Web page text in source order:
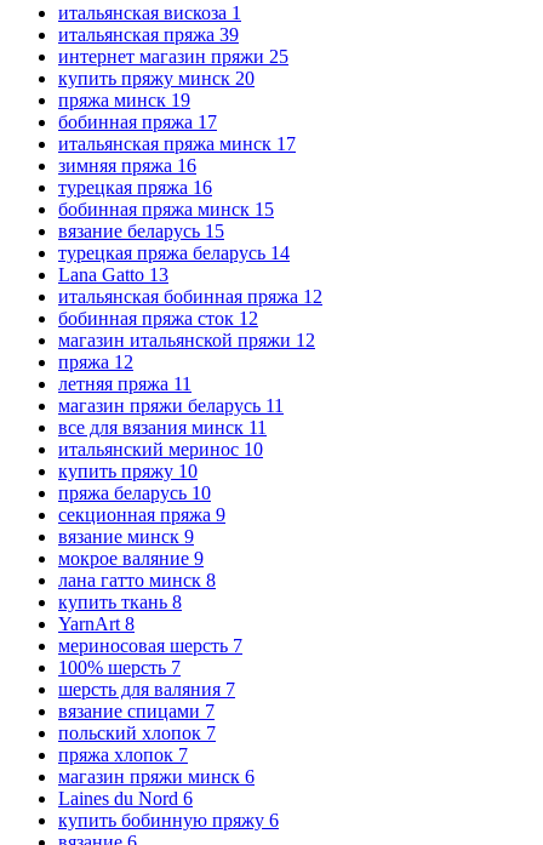
итальянская вискоза 1
итальянская пряжа 39
интернет магазин пряжи 25
купить пряжу минск 20
пряжа минск 19
бобинная пряжа 17
итальянская пряжа минск 17
зимняя пряжа 16
турецкая пряжа 16
бобинная пряжа минск 15
вязание беларусь 15
турецкая пряжа беларусь 14
Lana Gatto 13
итальянская бобинная пряжа 12
бобинная пряжа сток 12
магазин итальянской пряжи 12
пряжа 12
летняя пряжа 11
магазин пряжи беларусь 11
все для вязания минск 11
итальянский меринос 10
купить пряжу 10
пряжа беларусь 10
секционная пряжа 9
вязание минск 9
мокрое валяние 9
лана гатто минск 8
купить ткань 8
YarnArt 8
мериносовая шерсть 7
100% шерсть 7
шерсть для валяния 7
вязание спицами 7
польский хлопок 7
пряжа хлопок 7
магазин пряжи минск 6
Laines du Nord 6
купить бобинную пряжу 6